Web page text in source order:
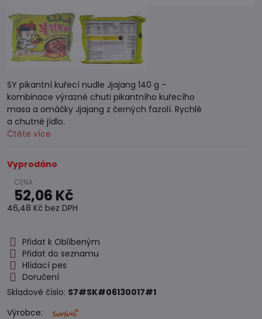
SY pikantní kuřecí nudle Jjajang 140 g -
kombinace výrazné chuti pikantního kuřecího
masa a omáčky Jjajang z černých fazolí. Rychlé
a chutné jídlo.
Čtěte více
Vyprodáno
52,06 Kč
46,48 Kč bez DPH
Přidat k Oblíbeným
Přidat do seznamu
Hlídací pes
Doručení
Skladové číslo: S7#SK#06130017#1
Výrobce: